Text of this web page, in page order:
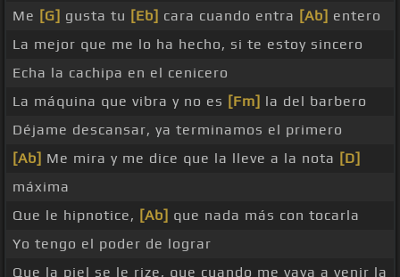
Me [G] gusta tu [Eb] cara cuando entra [Ab] entero
La mejor que me lo ha hecho, si te estoy sincero
Echa la cachipa en el cenicero
La máquina que vibra y no es [Fm] la del barbero
Déjame descansar, ya terminamos el primero
[Ab] Me mira y me dice que la lleve a la nota [D]
máxima
Que le hipnotice, [Ab] que nada más con tocarla
Yo tengo el poder de lograr
Que la piel se le rize, que cuando me vaya a venir la